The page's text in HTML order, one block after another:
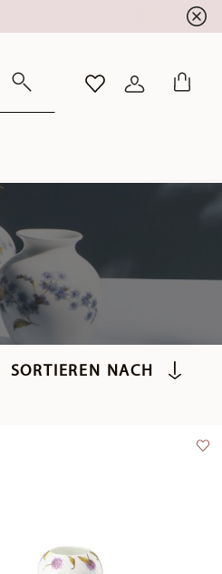
WISHLISTANMELDEN